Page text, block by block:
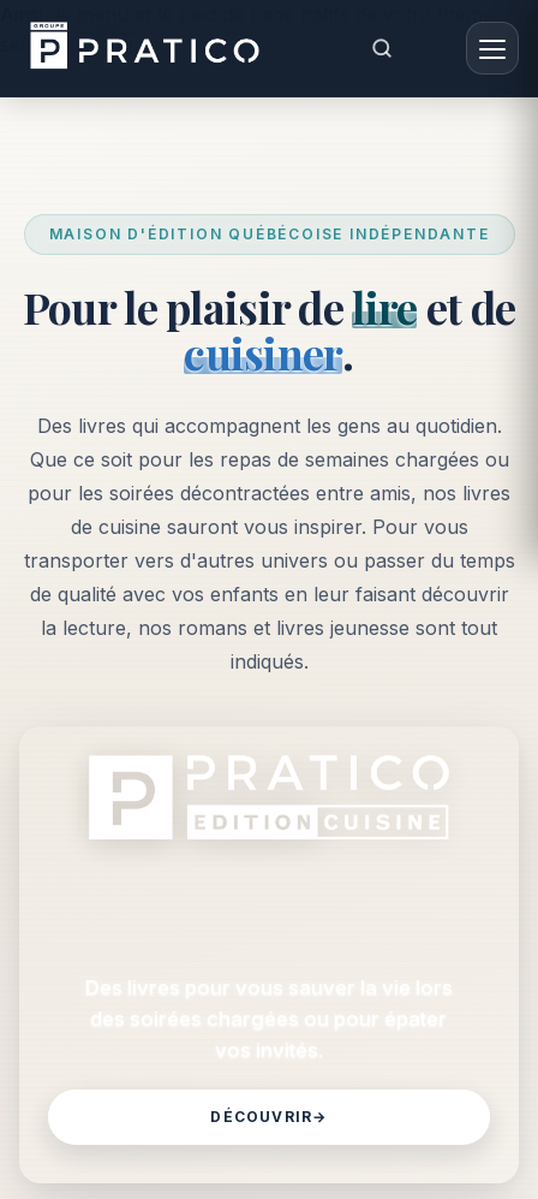
seront conservés. -->
MAISON D'ÉDITION QUÉBÉCOISE INDÉPENDANTE
Pour le plaisir delireet de
cuisiner.
Des livres qui accompagnent les gens au quotidien.
Que ce soit pour les repas de semaines chargées ou
pour les soirées décontractées entre amis, nos livres
de cuisine sauront vous inspirer. Pour vous
transporter vers d'autres univers ou passer du temps
de qualité avec vos enfants en leur faisant découvrir
la lecture, nos romans et livres jeunesse sont tout
indiqués.
Des livres pour vous sauver la vie lors
des soirées chargées ou pour épater
vos invités.
DÉCOUVRIR→